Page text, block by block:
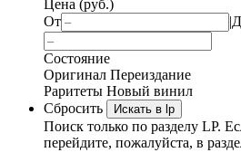
Цена (руб.)
От
|
Состояние
Оригинал Переиздание
Раритеты Новый винил
Сбросить
Искать в lp
Поиск только по разделу LP.
перейдите, пожалуйста, в